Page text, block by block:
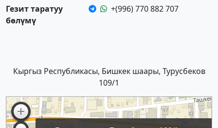
Гезит таратуу
бөлүмү
+(996) 770 882 707
Кыргыз Республикасы, Бишкек шаары, Турусбеков
109/1